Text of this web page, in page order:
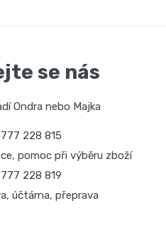
se nás
Ondra nebo Majka
228 815
pomoc při výběru zboží
228 819
účtárna, přeprava